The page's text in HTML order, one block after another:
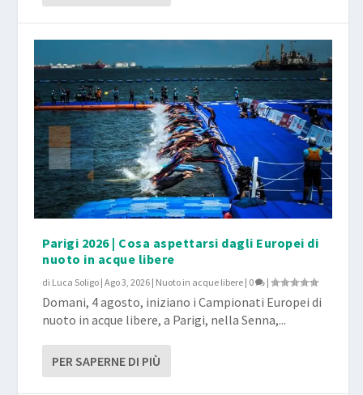
Parigi 2026 | Cosa aspettarsi dagli Europei di
nuoto in acque libere
di Luca Soligo |Ago 3, 2026 | Nuoto in acque libere | 0 |
Domani, 4 agosto, iniziano i Campionati Europei di
nuoto in acque libere, a Parigi, nella Senna,...
PER SAPERNE DI PIÙ